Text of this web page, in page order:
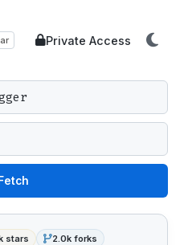
Private Access
Fetch
stars
2.0k forks